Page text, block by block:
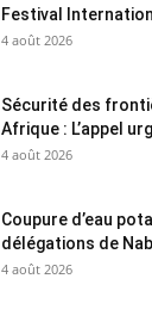
Festival
4 août 2026
Sécurité des
Afrique : L’appel
4 août 2026
Coupure d’eau
délégations de
4 août 2026